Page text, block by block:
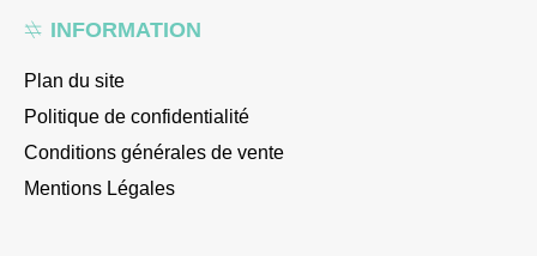
INFORMATION
Plan du site
Politique de confidentialité
Conditions générales de vente
Mentions Légales